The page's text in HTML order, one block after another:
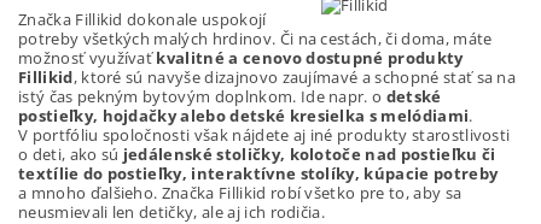
Značka Fillikid dokonale uspokojí
potreby všetkých malých hrdinov. Či na cestách, či doma, máte
možnosť využívaťkvalitné a cenovo dostupné produkty
Fillikid, ktoré sú navyše dizajnovo zaujímavé a schopné stať sa na
istý čas pekným bytovým doplnkom. Ide napr. o detské
postieľky, hojdačky alebo detské kresielka s melódiami.
V portfóliu spoločnosti však nájdete aj iné produkty starostlivosti
o deti, ako sú jedálenské stoličky, kolotoče nad postieľku či
textílie do postieľky, interaktívne stolíky, kúpacie potreby
a mnoho ďalšieho. Značka Fillikid robí všetko pre to, aby sa
neusmievali len detičky, ale aj ich rodičia.